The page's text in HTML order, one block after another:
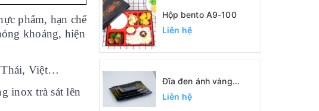
phẩm, hạn chế
khoáng, hiện
Thái, Việt…
inox trà sát lên
Hộp bento A9-100
Liên hệ
Đĩa đen ánh vàng
SC0422, SC0389,
SC0390, SC0391
Liên hệ